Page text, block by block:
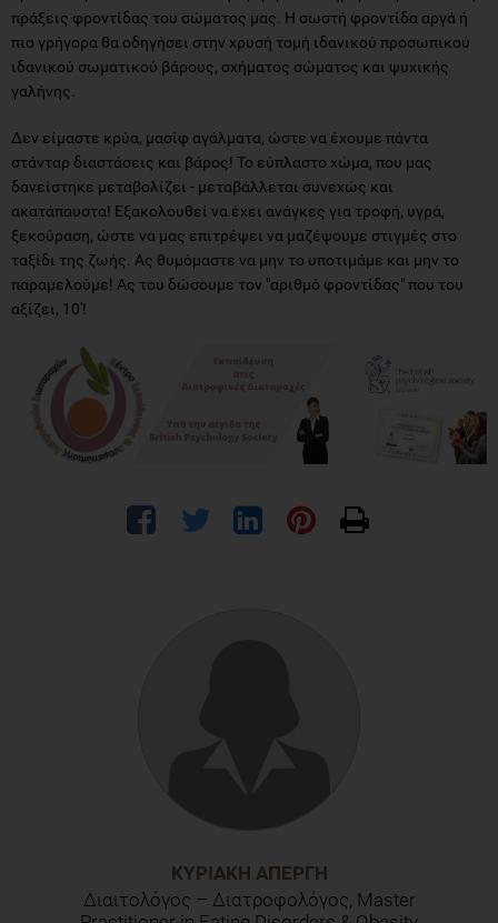
πράξεις φροντίδας του σώματος μας. Η σωστή φροντίδα αργά ή
πιο γρήγορα θα οδηγήσει στην χρυσή τομή ιδανικού προσωπικού
ιδανικού σωματικού βάρους, σχήματος σώματος και ψυχικής
γαλήνης.
Δεν είμαστε κρύα, μασίφ αγάλματα, ώστε να έχουμε πάντα
στάνταρ διαστάσεις και βάρος! Το εύπλαστο χώμα, που μας
δανείστηκε μεταβολίζει - μεταβάλλεται συνεχώς και
ακατάπαυστα! Εξακολουθεί να έχει ανάγκες για τροφή, υγρά,
ξεκούραση, ώστε να μας επιτρέψει να μαζέψουμε στιγμές στο
ταξίδι της ζωής. Ας θυμόμαστε να μην το υποτιμάμε και μην το
παραμελούμε! Ας του δώσουμε τον "αριθμό φροντίδας" που του
αξίζει, 10'!
ΚΥΡΙΑΚΉ ΑΠΈΡΓΗ
Διαιτολόγος – Διατροφολόγος, Master